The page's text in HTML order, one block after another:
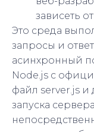
зависеть
Это среда
запросы и
асинхронный
Node.js с
файл server.js и
запуска